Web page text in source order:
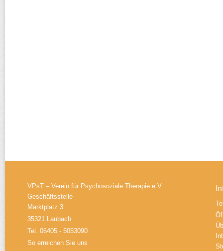
VPsT – Verein für Psychosoziale Therapie e.V.
Geschäftsstelle
Marktplatz 3
35321 Laubach
Tel. 06405 - 5053090
So erreichen Sie uns